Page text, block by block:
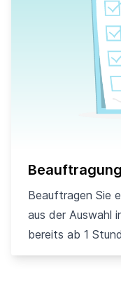
Beauftragen Sie
aus der Auswahl
bereits ab 1